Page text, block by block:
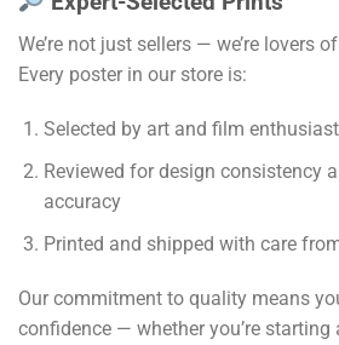
We’re not just sellers — we’re lovers
Every poster in our store is:
Selected by art and film
Reviewed for design consistency
accuracy
Printed and shipped with care
Our commitment to quality means
confidence — whether you’re